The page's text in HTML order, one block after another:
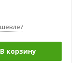
В корзину